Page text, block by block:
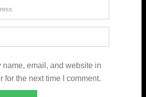
name, email, and website in
for the next time I comment.